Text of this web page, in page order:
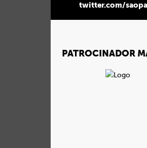
twitter.com/
PATROCINADOR